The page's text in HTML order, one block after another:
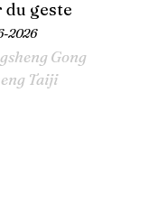
geste
2026
Gong
Taiji